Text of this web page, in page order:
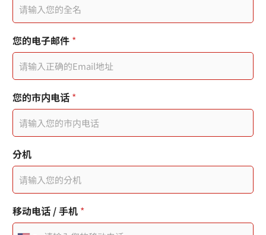
时
间
的
姓
名
聯
絡
時
間
動
電
話
產
業
類
型
您的电子邮件 *
您的市内电话 *
分机
移动电话 / 手机 *